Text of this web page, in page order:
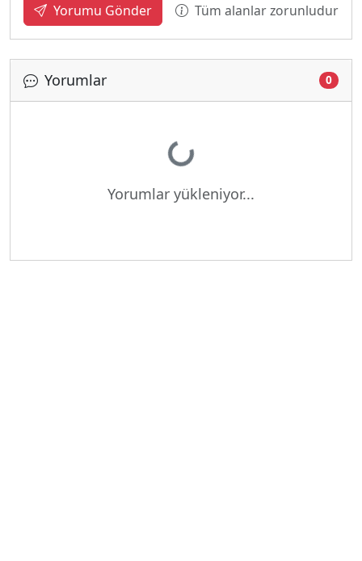
Yorumu Gönder Tüm alanlar zorunludur
Yorumlar 0
Yükleniyor...
Yorumlar yükleniyor...